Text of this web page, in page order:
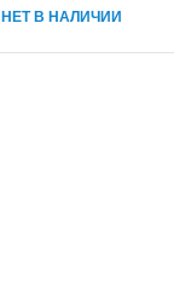
НЕТ В НАЛИЧИИ